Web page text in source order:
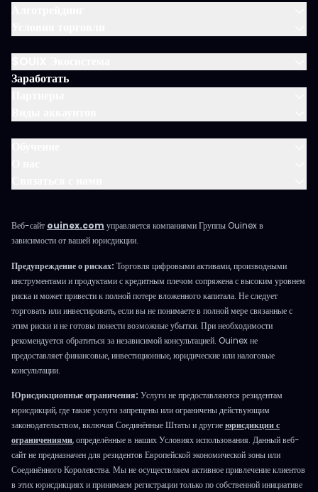
Заработать
Веб-сайт ouinex.com управляется компаниями Группы Ouinex в
зависимости от вашей юрисдикции.
Предупреждение о рисках: Торговля цифровыми активами, производными
инструментами и продуктами с кредитным плечом сопряжена с высоким уровнем
риска и может привести к полной потере вложенного капитала. Не следует
торговать или инвестировать, если вы не понимаете в полной мере связанные с
этим риски и не готовы понести возможные убытки. При необходимости
рекомендуется обратиться за независимой консультацией. Ouinex не
предоставляет финансовые, инвестиционные, юридические или налоговые
консультации.
Юрисдикционные ограничения: Услуги не предоставляются резидентам
юрисдикций, где такие услуги запрещены или ограничены действующим
законодательством, включая Соединённые Штаты и другиеюрисдикции с
ограничениями, определённые в наших Условиях использования. Данный веб-
сайт не предназначен для резидентов Европейской экономической зоны или
Соединённого Королевства. Мы не осуществляем активное привлечение клиентов
в этих юрисдикциях и принимаем регистрации только по собственной инициативе